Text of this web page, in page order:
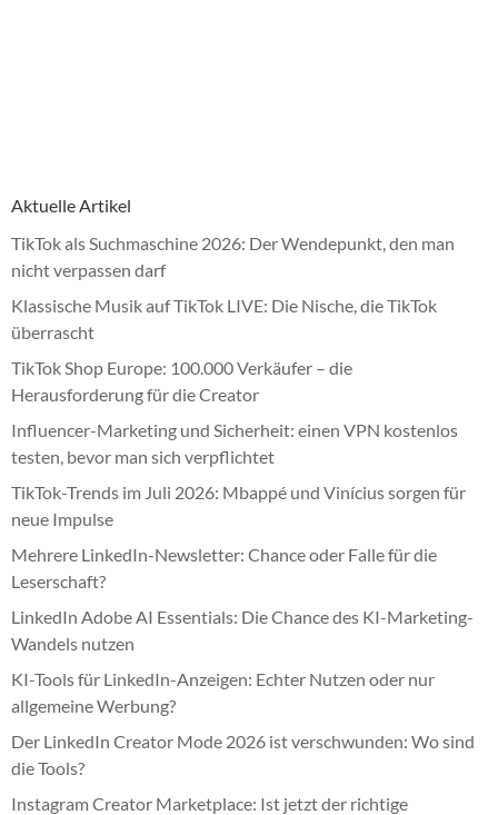
Aktuelle Artikel
TikTok als Suchmaschine 2026: Der Wendepunkt, den man
nicht verpassen darf
Klassische Musik auf TikTok LIVE: Die Nische, die TikTok
überrascht
TikTok Shop Europe: 100.000 Verkäufer – die
Herausforderung für die Creator
Influencer-Marketing und Sicherheit: einen VPN kostenlos
testen, bevor man sich verpflichtet
TikTok-Trends im Juli 2026: Mbappé und Vinícius sorgen für
neue Impulse
Mehrere LinkedIn-Newsletter: Chance oder Falle für die
Leserschaft?
LinkedIn Adobe AI Essentials: Die Chance des KI-Marketing-
Wandels nutzen
KI-Tools für LinkedIn-Anzeigen: Echter Nutzen oder nur
allgemeine Werbung?
Der LinkedIn Creator Mode 2026 ist verschwunden: Wo sind
die Tools?
Instagram Creator Marketplace: Ist jetzt der richtige